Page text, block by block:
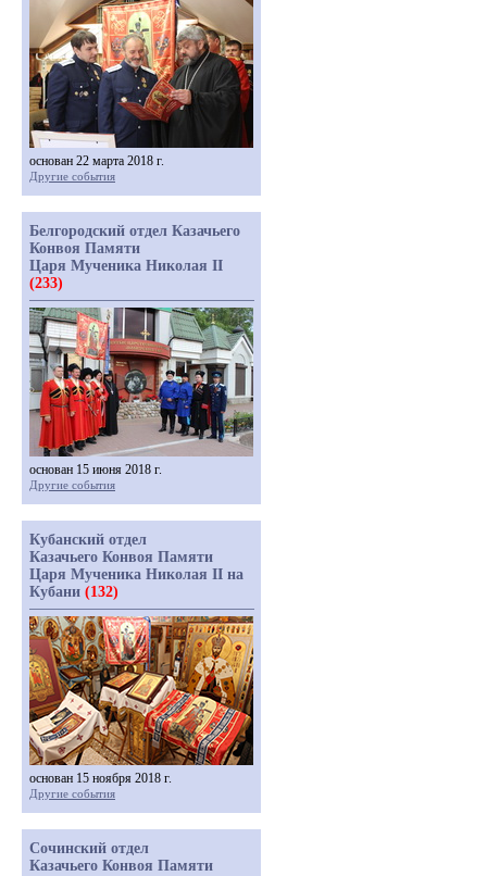
основан 22 марта 2018 г.
Другие события
Белгородский отдел Казачьего
Конвоя Памяти
Царя Мученика Николая II
(233)
основан 15 июня 2018 г.
Другие события
Кубанский отдел
Казачьего Конвоя Памяти
Царя Мученика Николая II на
Кубани (132)
основан 15 ноября 2018 г.
Другие события
Сочинский отдел
Казачьего Конвоя Памяти